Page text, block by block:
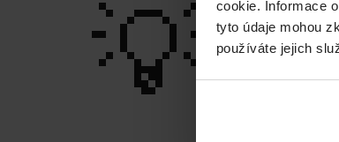
cookie. Informace
tyto údaje mohou
používáte jejich
💡